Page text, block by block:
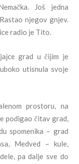
Još jedna
njegov gnjev.
radio je Tito.
grad u čijim je
utisnula svoje
prostoru, na
podigao čitav grad,
spomenika – grad
Medved – kule,
pa dalje sve do